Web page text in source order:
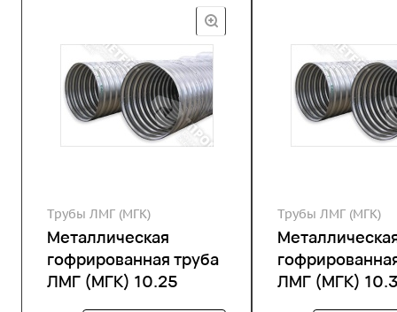
Трубы ЛМГ (МГК)
Металлическая
гофрированная труба
ЛМГ (МГК) 10.25
Трубы ЛМГ (МГК)
ЛМГ (МГК)